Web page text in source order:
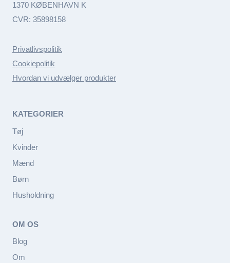
1370 KØBENHAVN K
CVR: 35898158
Privatlivspolitik
Cookiepolitik
Hvordan vi udvælger produkter
KATEGORIER
Tøj
Kvinder
Mænd
Børn
Husholdning
OM OS
Blog
Om